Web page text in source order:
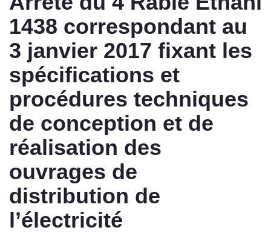
1438 correspondant au
3 janvier 2017 fixant les
spécifications et
procédures techniques
de conception et de
réalisation des
ouvrages de
distribution de
l’électricité